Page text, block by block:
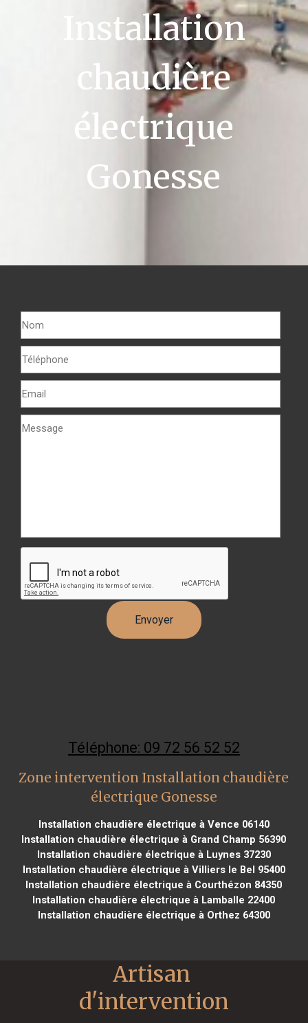
Installation
chaudière
électrique
Gonesse
Téléphone: 09 72 56 52 52
Zone intervention Installation chaudière
électrique Gonesse
Installation chaudière électrique à Vence 06140
Installation chaudière électrique à Grand Champ 56390
Installation chaudière électrique à Luynes 37230
Installation chaudière électrique à Villiers le Bel 95400
Installation chaudière électrique à Courthézon 84350
Installation chaudière électrique à Lamballe 22400
Installation chaudière électrique à Orthez 64300
Artisan
d'intervention